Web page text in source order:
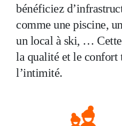
bénéficiez
comme une piscine,
un local à ski, …
la qualité et le confort
l’intimité.